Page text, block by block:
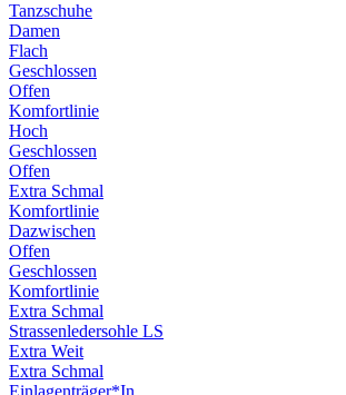
Tanzschuhe
Damen
Flach
Geschlossen
Offen
Komfortlinie
Hoch
Geschlossen
Offen
Extra Schmal
Komfortlinie
Dazwischen
Offen
Geschlossen
Komfortlinie
Extra Schmal
Strassenledersohle LS
Extra Weit
Extra Schmal
Einlagenträger*In